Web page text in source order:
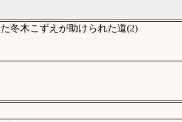
冬木こずえが助けられた道(2)